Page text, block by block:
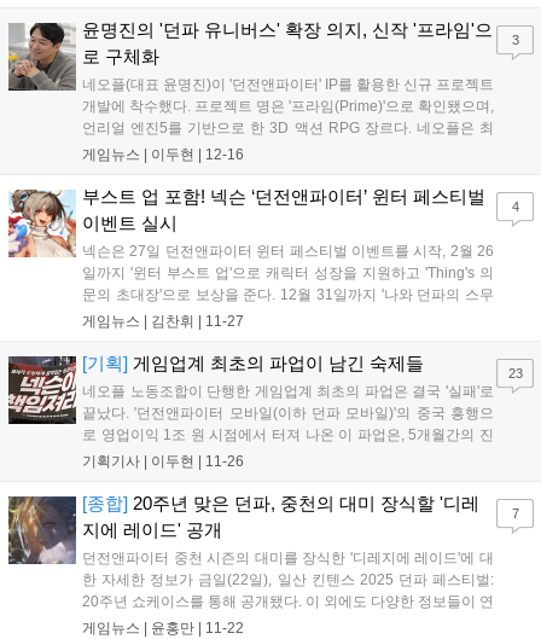
윤명진의 '던파 유니버스' 확장 의지, 신작 '프라임'으
로 구체화
네오플(대표 윤명진)이 '던전앤파이터' IP를 활용한 신규 프로젝트
개발에 착수했다. 프로젝트 명은 '프라임(Prime)'으로 확인됐으며,
언리얼 엔진5를 기반으로 한 3D 액션 RPG 장르다. 네오플은 최
근 해당 프로젝트의 핵심 개발 인력 모집에 나서며 신작 개발을
앤파이터 IP의 세계관을 계승...
게임뉴스 | 이두현 12-16
3
부스트 업 포함! 넥슨 ‘던전앤파이터’ 윈터 페스티벌
이벤트 실시
넥슨은 27일 던전앤파이터 윈터 페스티벌 이벤트를 시작, 2월 26
일까지 '윈터 부스트 업'으로 캐릭터 성장을 지원하고 'Thing's 의
문의 초대장'으로 보상을 준다. 12월 31일까지 '나와 던파의 스무
살'로 플레이 기록을 추억하고 경품 응모 기회를 제공하는 등 다양
게임뉴스 | 김찬휘 11-27
4
[기획] 게임업계 최초의 파업이 남긴 숙제들
네오플 노동조합이 단행한 게임업계 최초의 파업은 결국 '실패'로
끝났다. '던전앤파이터 모바일(이하 던파 모바일)'의 중국 흥행으
로 영업이익 1조 원 시점에서 터져 나온 이 파업은, 5개월간의 진
통 끝에 노조의 핵심 요구였던 PS(초과이익분배) 4% 지급안이
측의 입장을 종합해 보면, 노사 간에...
기획기사 | 이두현 11-26
23
[종합] 20주년 맞은 던파, 중천의 대미 장식할 '디레
지에 레이드' 공개
던전앤파이터 중천 시즌의 대미를 장식한 '디레지에 레이드'에 대
한 자세한 정보가 금일(22일), 일산 킨텐스 2025 던파 페스티벌:
20주년 쇼케이스를 통해 공개됐다. 이 외에도 다양한 정보들이 연
이어 터져 나왔다. 프리스트(여) 신규 전직인 인파이터를 비롯해
게임뉴스 | 윤홍만 11-22
7